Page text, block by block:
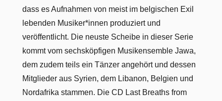
dass es Aufnahmen von meist im belgischen Exil
lebenden Musiker*innen produziert und
veröffentlicht. Die neuste Scheibe in dieser Serie
kommt vom sechsköpfigen Musikensemble Jawa,
dem zudem teils ein Tänzer angehört und dessen
Mitglieder aus Syrien, dem Libanon, Belgien und
Nordafrika stammen. Die CD Last Breaths from